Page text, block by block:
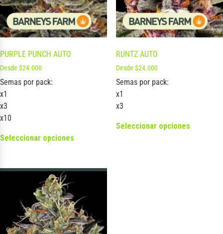
PURPLE PUNCH AUTO
Desde $24.000
Semas por pack:
x1
x3
x10
Seleccionar opciones
RUNTZ AUTO
Desde $24.000
Semas por pack:
x1
x3
Seleccionar opciones